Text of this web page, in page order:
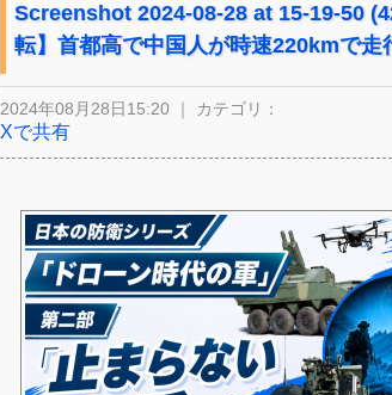
Screenshot 2024-08-28 at 15-19-50
転】首都高で中国人が時速220kmで
2024年08月28日15:20 ｜ カテゴリ：
Xで共有